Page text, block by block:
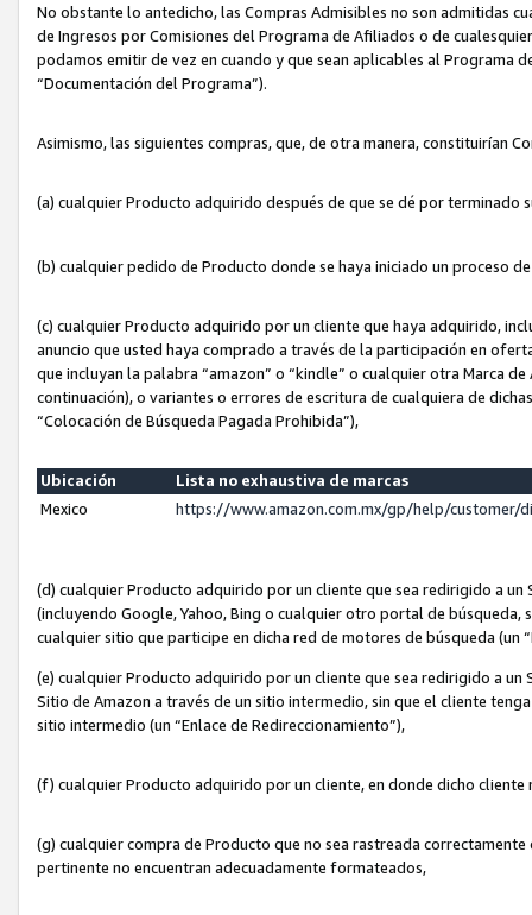
No obstante lo antedicho, las Compras Admisibles no son admitidas
de Ingresos por Comisiones del Programa de Afiliados o de
podamos emitir de vez en cuando y que sean aplicables al Programa
“Documentación del Programa”).
Asimismo, las siguientes compras, que, de otra manera, constituirían
(a) cualquier Producto adquirido después de que se dé por terminado
(b) cualquier pedido de Producto donde se haya iniciado un proceso
(c) cualquier Producto adquirido por un cliente que haya adquirido,
anuncio que usted haya comprado a través de la participación en
que incluyan la palabra “amazon” o “kindle” o cualquier otra Marca
continuación), o variantes o errores de escritura de cualquiera de
“Colocación de Búsqueda Pagada Prohibida”),
Ubicación
Lista no exhaustiva de marcas
Mexico
https://www.amazon.com.mx/gp/help/customer/
(d) cualquier Producto adquirido por un cliente que sea redirigido a
(incluyendo Google, Yahoo, Bing o cualquier otro portal de
cualquier sitio que participe en dicha red de motores de búsqueda (un
(e) cualquier Producto adquirido por un cliente que sea redirigido a un
Sitio de Amazon a través de un sitio intermedio, sin que el cliente
sitio intermedio (un “Enlace de Redireccionamiento”),
(f) cualquier Producto adquirido por un cliente, en donde dicho
(g) cualquier compra de Producto que no sea rastreada
pertinente no encuentran adecuadamente formateados,